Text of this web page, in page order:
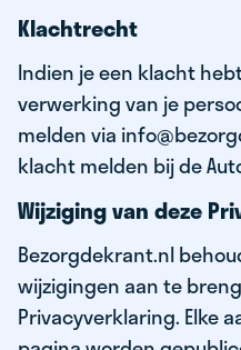
Klachtrecht
Indien je een klacht
verwerking van je
melden via
klacht melden bij de
Wijziging van deze
Bezorgdekrant.nl
wijzigingen aan te
Privacyverklaring. Elke